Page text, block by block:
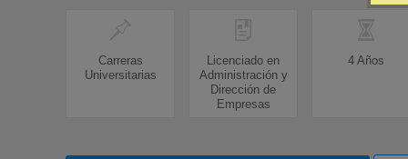
Carreras
Universitarias
Licenciado en
Administración y
Dirección de
Empresas
4 Años